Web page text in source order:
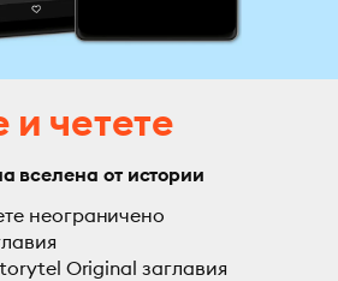
четете
вселена от истории
неограничено
Original заглавия